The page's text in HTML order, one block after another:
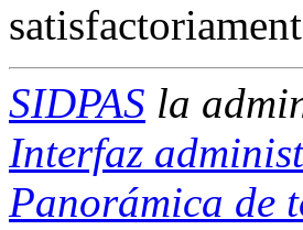
SIDPAS la
Interfaz
Panorámica de